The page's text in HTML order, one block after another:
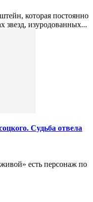
которая постоянно
звезд, изуродованных...
Судьба отвела
есть персонаж по